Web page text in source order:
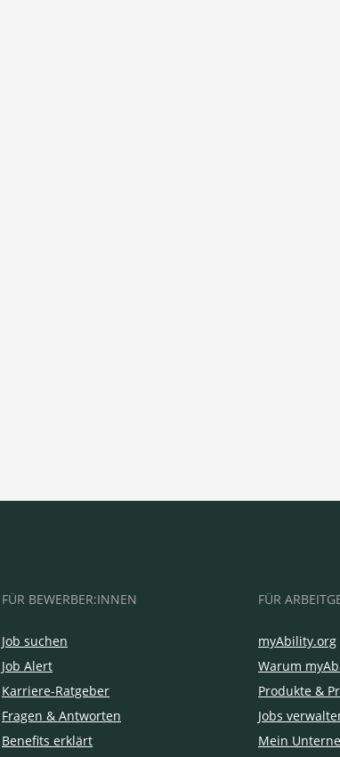
FÜR BEWERBER:INNEN
Job suchen
Job Alert
Karriere-Ratgeber
Fragen & Antworten
Benefits erklärt
FÜR
myAbility.org
Warum
Produkte &
Jobs
Mein